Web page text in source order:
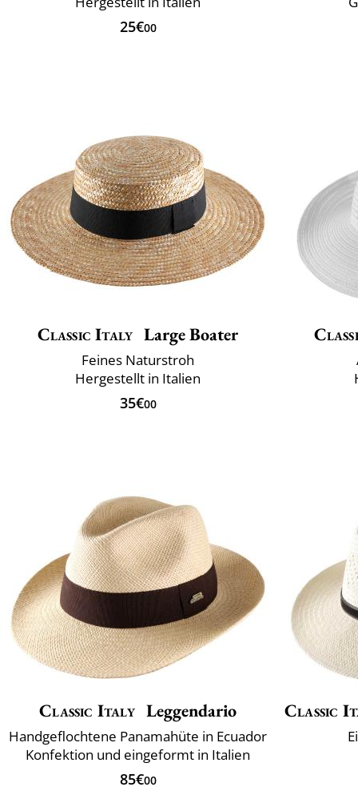
25€00
Classic Italy Large Boater
Feines Naturstroh
Hergestellt in Italien
35€00
Classic Italy Leggendario
Handgeflochtene Panamahüte in Ecuador
Konfektion und eingeformt in Italien
85€00
Classic